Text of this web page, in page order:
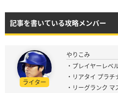
記事を書いている攻略メンバー
ライター
やりこみ
・プレイヤーレベ
・リアタイ プラチ
・リーグランク マ